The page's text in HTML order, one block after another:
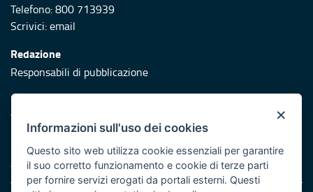
Telefono: 800 713939
Scrivici:email
Redazione
Responsabili di pubblicazione
Protezione civile
Vai al sito di Protezione Civile Puglia
Iniziativa finanziata con risorse del POR Puglia 2014/2020 -
Asse XI
×
Informazioni sull'uso dei cookies
Questo sito web utilizza cookie essenziali per garantire
il suo corretto funzionamento e cookie di terze parti
per fornire servizi erogati da portali esterni. Questi